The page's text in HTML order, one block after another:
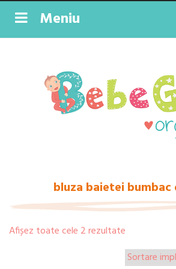
Meniu
bluza baietei bumbac
Afișez toate cele 2 rezultate